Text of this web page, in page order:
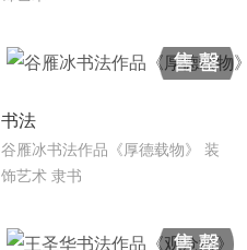
书法
谷雁冰书法作品《厚德载物》 装
饰艺术 隶书